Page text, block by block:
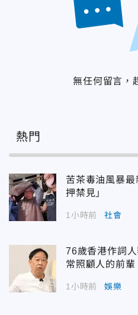
無任何留言，
熱門
苦茶毒油風暴
押禁見」
1小時前 社會
76歲香港作詞
常照顧人的前輩
1小時前 娛樂